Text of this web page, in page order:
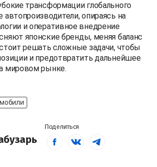
трансформации глобального
автопроизводители, опираясь на
и оперативное внедрение
японские бренды, меняя баланс
решать сложные задачи, чтобы
и предотвратить дальнейшее
мировом рынке.
Поделиться